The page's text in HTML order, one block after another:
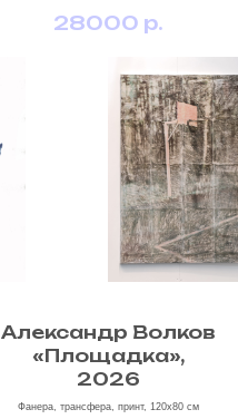
28000 р.
Александр Волков
«Площадка»,
2026
Фанера, трансфера, принт, 120х80 см